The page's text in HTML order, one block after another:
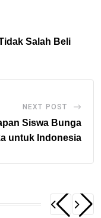
Salah Beli
NEXT POST
Siswa Bunga
untuk Indonesia